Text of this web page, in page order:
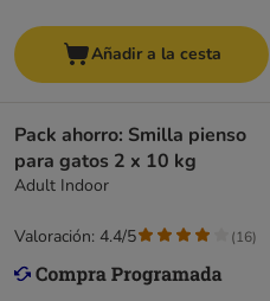
Añadir a la cesta
Pack ahorro: Smilla pienso
para gatos 2 x 10 kg
Adult Indoor
Valoración: 4.4/5 (16)